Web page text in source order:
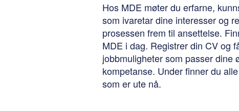
Hos MDE møter du erfarne,
som ivaretar dine interesser og
prosessen frem til ansettelse.
MDE i dag. Registrer din CV og
jobbmuligheter som passer dine
kompetanse. Under finner du
som er ute nå.